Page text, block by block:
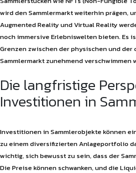
wird den Sammlermarkt weiterhin prägen,
Augmented Reality und Virtual Reality
noch immersive Erlebniswelten bieten. Es
Grenzen zwischen der physischen und der
Sammlermarkt zunehmend verschwimmen
Die langfristige
Investitionen in
Investitionen in Sammlerobjekte können
zu einem diversifizierten Anlageportfolio
wichtig, sich bewusst zu sein, dass der
Die Preise können schwanken, und die